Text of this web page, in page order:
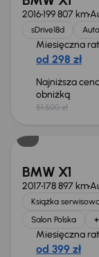
2016199 807 km
sDrive18d
Miesięczna
od 298 zł
Najniższa
obniżką
51 500 zł
BMW X1
2017178 897 km
Książka
Salon Polska
Miesięczna
od 399 zł